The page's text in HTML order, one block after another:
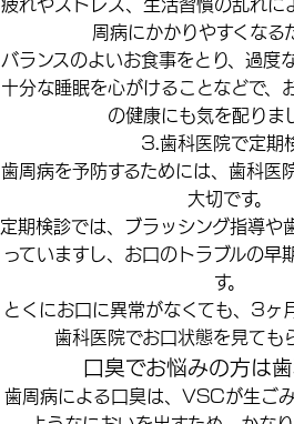
周病にかかりやすくなる
バランスのよいお食事をとり、過度
十分な睡眠を心がけることなどで、
の健康にも気を配りま
3.歯科医院で定期
歯周病を予防するためには、歯科医
大切です。
定期検診では、ブラッシング指導や
っていますし、お口のトラブルの早
す。
とくにお口に異常がなくても、3ヶ
歯科医院でお口状態を見ても
口臭でお悩みの方は
歯周病による口臭は、VSCが生ご